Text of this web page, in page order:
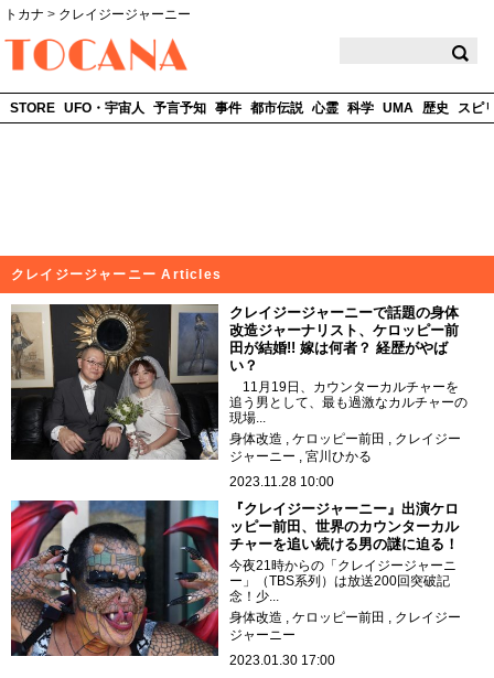
トカナ > クレイジージャーニー
STORE UFO・宇宙人 予言予知 事件 都市伝説 心霊 科学 UMA 歴史 スピ
クレイジージャーニー Articles
クレイジージャーニーで話題の身体
改造ジャーナリスト、ケロッピー前
田が結婚!! 嫁は何者？ 経歴がやば
い？
11月19日、カウンターカルチャーを
追う男として、最も過激なカルチャーの
現場...
身体改造
ケロッピー前田
クレイジー
ジャーニー
宮川ひかる
2023.11.28 10:00
『クレイジージャーニー』出演ケロ
ッピー前田、世界のカウンターカル
チャーを追い続ける男の謎に迫る！
今夜21時からの「クレイジージャーニ
ー」（TBS系列）は放送200回突破記
念！少...
身体改造
ケロッピー前田
クレイジー
ジャーニー
2023.01.30 17:00